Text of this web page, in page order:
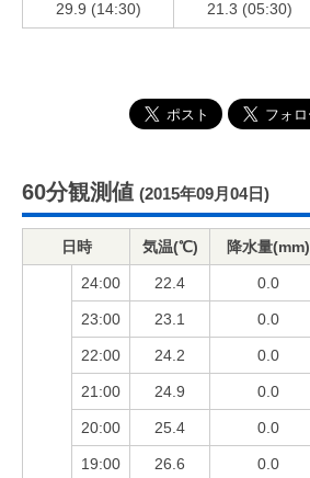
29.9 (14:30) 21.3 (05:30)
60分観測値 (2015年09月04日)
日時 気温(℃) 降水量(mm)
24:00 22.4 0.0
23:00 23.1 0.0
22:00 24.2 0.0
21:00 24.9 0.0
20:00 25.4 0.0
19:00 26.6 0.0